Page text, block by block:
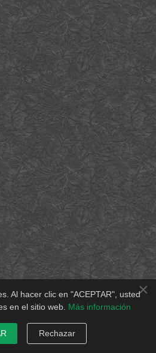
×
Al hacer clic en "ACEPTAR", usted
en el sitio web. Más información
Rechazar